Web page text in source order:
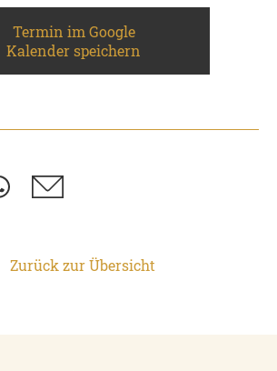
Termin im Google
Kalender speichern
Zurück zur Übersicht